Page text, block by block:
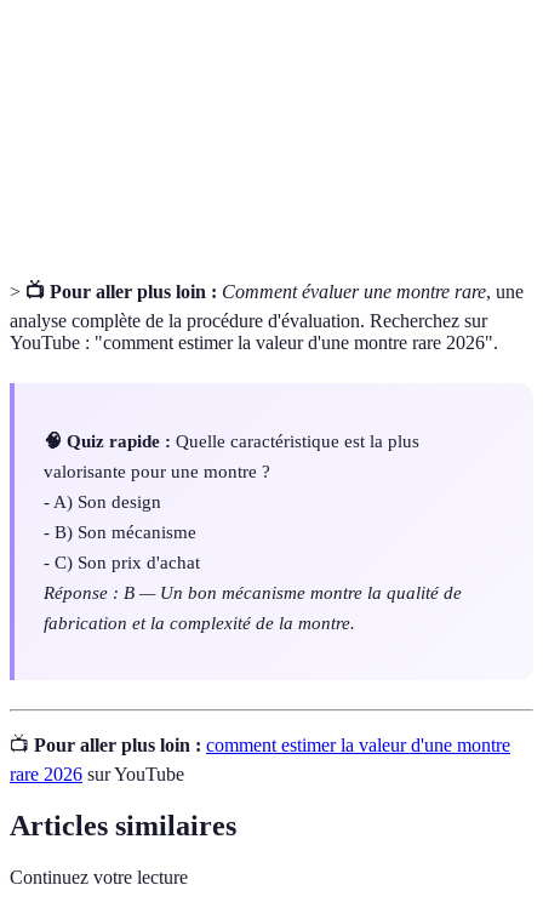
> 📺 Pour aller plus loin : Comment évaluer une montre rare, une
analyse complète de la procédure d'évaluation. Recherchez sur
YouTube : "comment estimer la valeur d'une montre rare 2026".
🧠 Quiz rapide : Quelle caractéristique est la plus
valorisante pour une montre ?
- A) Son design
- B) Son mécanisme
- C) Son prix d'achat
Réponse : B — Un bon mécanisme montre la qualité de
fabrication et la complexité de la montre.
📺 Pour aller plus loin : comment estimer la valeur d'une montre
rare 2026 sur YouTube
Articles similaires
Continuez votre lecture